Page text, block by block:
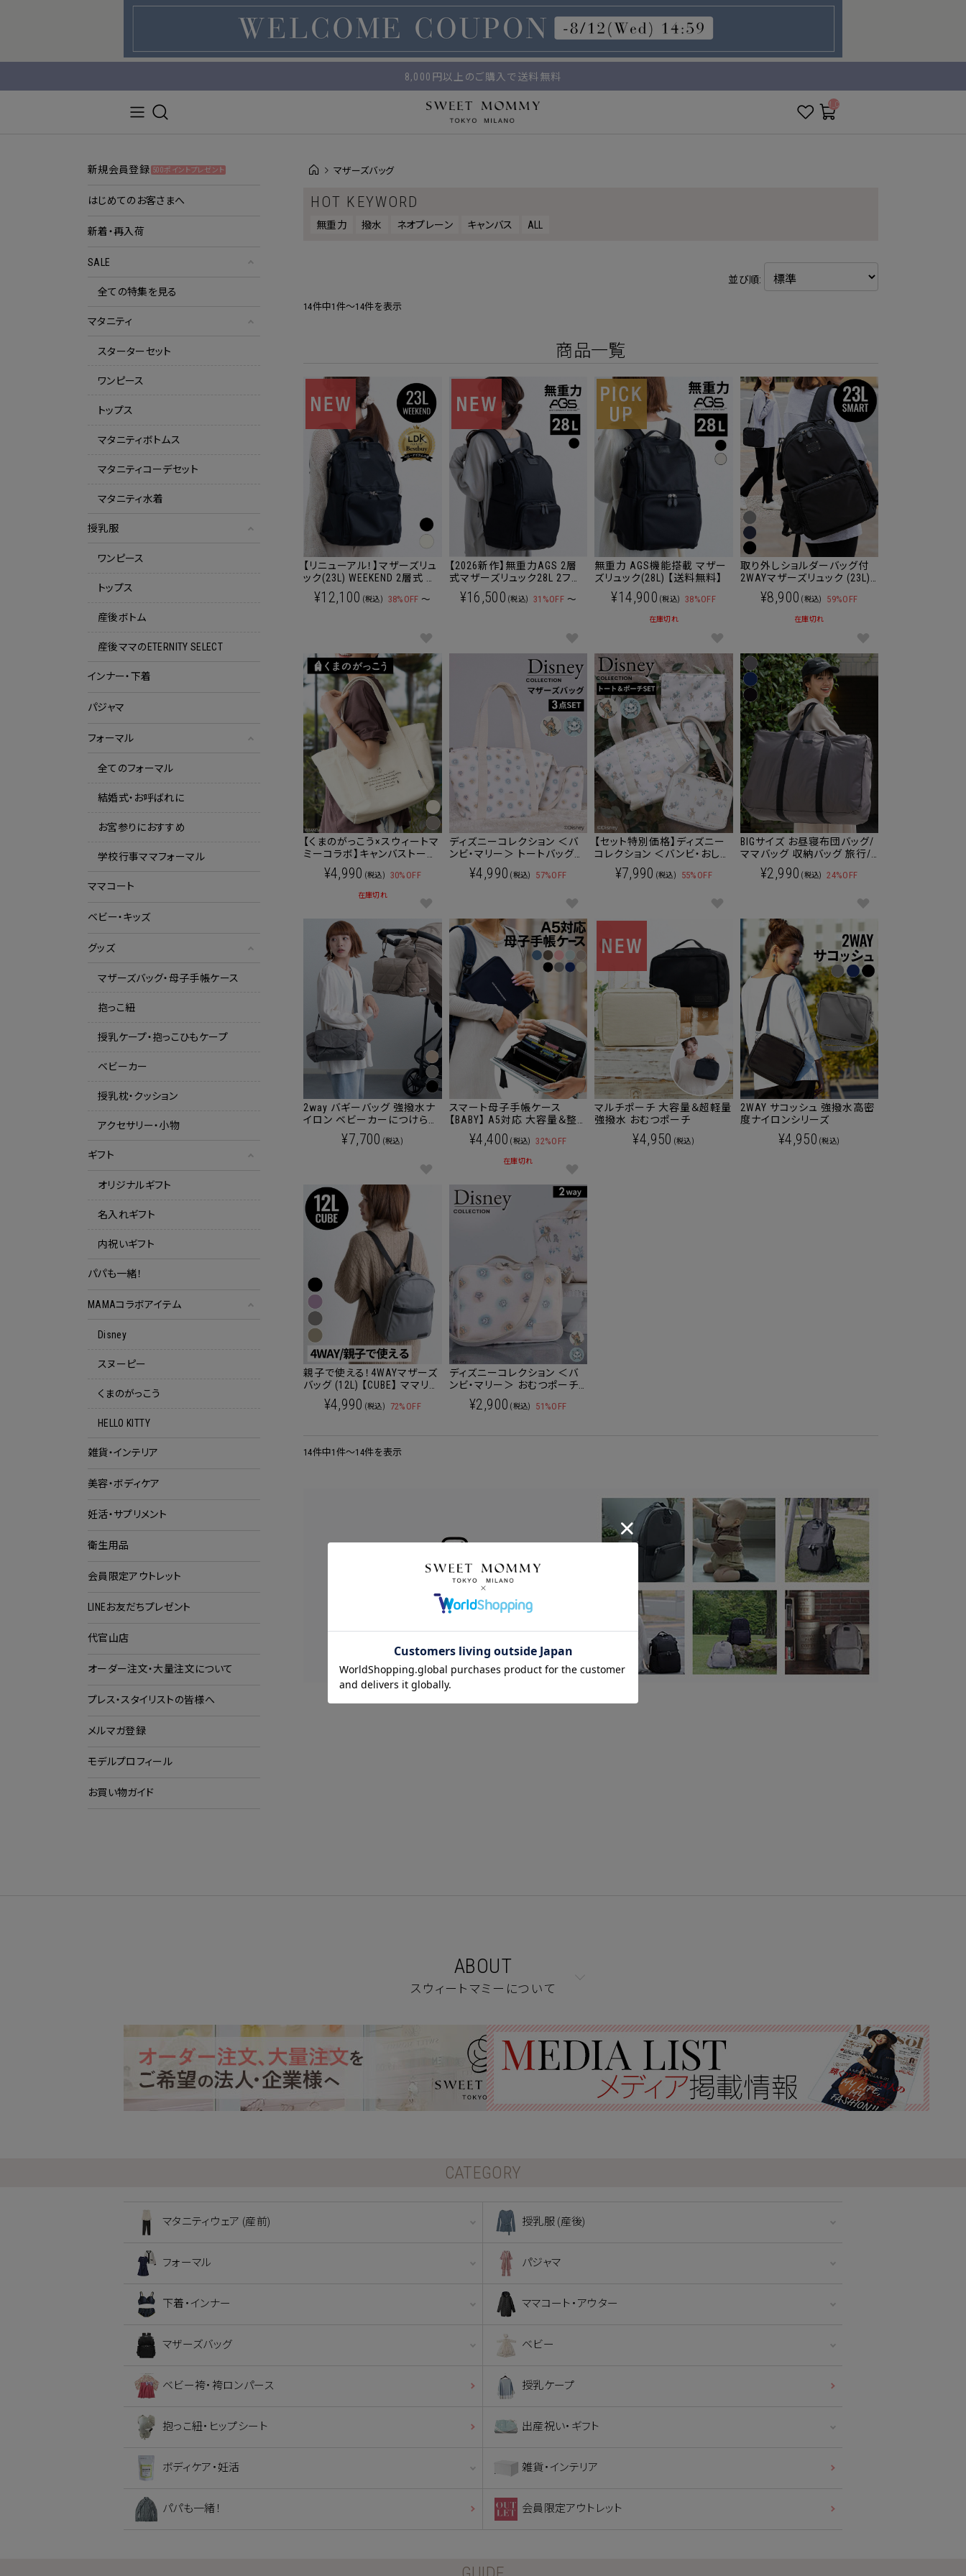
マタニティウェア・授乳服のスウィートマミー
8,000円以上のご購入で送料無料
__ITM_CNT__
マザーズバッグ
HOT KEYWORD
無重力 撥水 ネオプレーン キャンバス ALL
並び順:
14件中1件～14件を表示
商品一覧
【リニューアル！】マザーズリュ
ック(23L) WEEKEND 2層式 整
理しやすい 2フロア 大容量
【送料無料】
¥12,100 (税込) 38%OFF ～
【2026新作】無重力AGS 2層
式マザーズリュック28L 2フロ
ア ビッグサイズ 【送料無料】
¥16,500 (税込) 31%OFF ～
無重力 AGS機能搭載 マザー
ズリュック(28L) 【送料無料】
¥14,900 (税込) 38%OFF
在庫切れ
取り外しショルダーバッグ付
2WAYマザーズリュック (23L)
【SMART】マザーズバッグ/マ
マバッグ【送料無料】
¥8,900 (税込) 59%OFF
在庫切れ
【くまのがっこう×スウィートマ
ミーコラボ】キャンバストート
バッグ＆マルチポーチ 2点セッ
ト マザーズバッグ/ママバッグ
¥4,990 (税込) 30%OFF
在庫切れ
ディズニーコレクション ＜バ
ンビ・マリー＞ トートバッグ＆
ポーチ 2点セット 大容量 マザ
ーズバッグ
¥4,990 (税込) 57%OFF
【セット特別価格】ディズニー
コレクション ＜バンビ・おしゃ
れキャット＞ トートバッグ＆ポ
ーチ 大容量 マザーズバッグ
¥7,990 (税込) 55%OFF
BIGサイズ お昼寝布団バッグ/
ママバッグ 収納バッグ 旅行/
修学旅行にも
¥2,990 (税込) 24%OFF
2way バギーバッグ 強撥水ナ
イロン ベビーカーにつけられ
る ショルダーバッグ
¥7,700 (税込)
スマート母子手帳ケース
【BABY】 A5対応 大容量＆整
理上手 超軽量 強撥水 2WAY
マルチケース 【EVERYDAY
JOURNEY】[M便 6/6]
¥4,400 (税込) 32%OFF
在庫切れ
マルチポーチ 大容量＆超軽量
強撥水 おむつポーチ
¥4,950 (税込)
2WAY サコッシュ 強撥水高密
度ナイロンシリーズ
¥4,950 (税込)
親子で使える！4WAYマザーズ
バッグ (12L) 【CUBE】 ママリュ
ック/マザーズバッグ
¥4,990 (税込) 72%OFF
ディズニーコレクション ＜バ
ンビ・マリー＞ おむつポーチ
大容量＆超軽量 撥水 2WAY
¥2,900 (税込) 51%OFF
14件中1件～14件を表示
新規会員登録 500ポイントプレゼント
はじめてのお客さまへ
新着・再入荷
SALE
全ての特集を見る
マタニティ
スターターセット
ワンピース
トップス
マタニティボトムス
マタニティコーデセット
マタニティ水着
授乳服
ワンピース
トップス
産後ボトム
産後ママのETERNITY SELECT
インナー・下着
パジャマ
フォーマル
全てのフォーマル
結婚式・お呼ばれに
お宮参りにおすすめ
学校行事ママフォーマル
ママコート
ベビー・キッズ
グッズ
マザーズバッグ・母子手帳ケース
抱っこ紐
授乳ケープ・抱っこひもケープ
ベビーカー
授乳枕・クッション
アクセサリー・小物
ギフト
オリジナルギフト
名入れギフト
内祝いギフト
パパも一緒！
MAMAコラボアイテム
Disney
スヌーピー
くまのがっこう
HELLO KITTY
雑貨・インテリア
美容・ボディケア
妊活・サプリメント
衛生用品
会員限定アウトレット
LINEお友だちプレゼント
代官山店
オーダー注文・大量注文について
プレス・スタイリストの皆様へ
メルマガ登録
モデルプロフィール
お買い物ガイド
ABOUT
スウィートマミーについて
CATEGORY
マタニティウェア (産前) 授乳服 (産後)
フォーマル パジャマ
下着・インナー ママコート・アウター
マザーズバッグ ベビー
ベビー袴・袴ロンパース 授乳ケープ
抱っこ紐・ヒップシート 出産祝い・ギフト
ボディケア・妊活 雑貨・インテリア
パパも一緒！ 会員限定アウトレット
クーポンコードをコピーしました。
クーポンのご利用には会員登録が必要となります。